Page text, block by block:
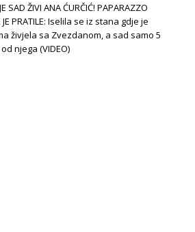
SAD ŽIVI ANA ĆURČIĆ! PAPARAZZO
JE PRATILE: Iselila se iz stana gdje je
živjela sa Zvezdanom, a sad samo 5
njega (VIDEO)